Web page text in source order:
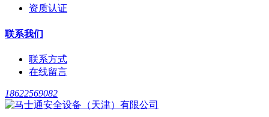
资质认证
联系我们
联系方式
在线留言
18622569082